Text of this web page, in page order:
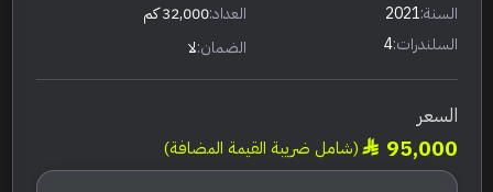
السنة:2021 العداد:32,000 كم
السلندرات:4 الضمان:لا
السعر
95,000 (شامل ضريبة القيمة المضافة)